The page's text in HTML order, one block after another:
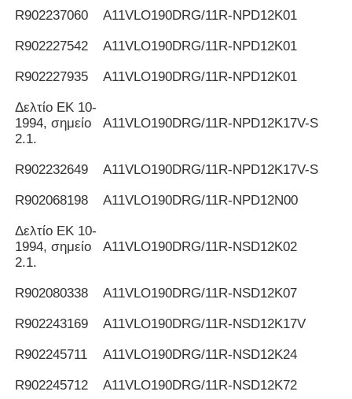
R902237060 Α11VLO190DRG/11R-NPD12K01
R902227542 Α11VLO190DRG/11R-NPD12K01
R902227935 Α11VLO190DRG/11R-NPD12K01
Δελτίο ΕΚ 10-
1994, σημείο
2.1.
Α11VLO190DRG/11R-NPD12K17V-S
R902232649 Α11VLO190DRG/11R-NPD12K17V-S
R902068198 Α11VLO190DRG/11R-NPD12N00
Δελτίο ΕΚ 10-
1994, σημείο
2.1.
Α11VLO190DRG/11R-NSD12K02
R902080338 Α11VLO190DRG/11R-NSD12K07
R902243169 Α11VLO190DRG/11R-NSD12K17V
R902245711 Α11VLO190DRG/11R-NSD12K24
R902245712 Α11VLO190DRG/11R-NSD12K72